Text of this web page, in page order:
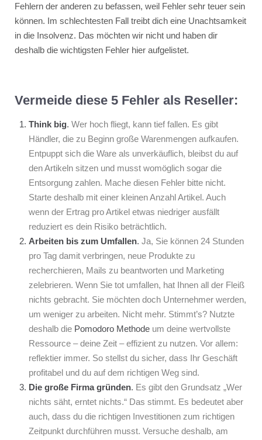
Fehlern der anderen zu befassen, weil Fehler sehr teuer sein
können. Im schlechtesten Fall treibt dich eine Unachtsamkeit
in die Insolvenz. Das möchten wir nicht und haben dir
deshalb die wichtigsten Fehler hier aufgelistet.
Vermeide diese 5 Fehler als Reseller:
Think big. Wer hoch fliegt, kann tief fallen. Es gibt
Händler, die zu Beginn große Warenmengen aufkaufen.
Entpuppt sich die Ware als unverkäuflich, bleibst du auf
den Artikeln sitzen und musst womöglich sogar die
Entsorgung zahlen. Mache diesen Fehler bitte nicht.
Starte deshalb mit einer kleinen Anzahl Artikel. Auch
wenn der Ertrag pro Artikel etwas niedriger ausfällt
reduziert es dein Risiko beträchtlich.
Arbeiten bis zum Umfallen. Ja, Sie können 24 Stunden
pro Tag damit verbringen, neue Produkte zu
recherchieren, Mails zu beantworten und Marketing
zelebrieren. Wenn Sie tot umfallen, hat Ihnen all der Fleiß
nichts gebracht. Sie möchten doch Unternehmer werden,
um weniger zu arbeiten. Nicht mehr. Stimmt’s? Nutzte
deshalb die Pomodoro Methodeum deine wertvollste
Ressource – deine Zeit – effizient zu nutzen. Vor allem:
reflektier immer. So stellst du sicher, dass Ihr Geschäft
profitabel und du auf dem richtigen Weg sind.
Die große Firma gründen. Es gibt den Grundsatz „Wer
nichts säht, erntet nichts.“ Das stimmt. Es bedeutet aber
auch, dass du die richtigen Investitionen zum richtigen
Zeitpunkt durchführen musst. Versuche deshalb, am